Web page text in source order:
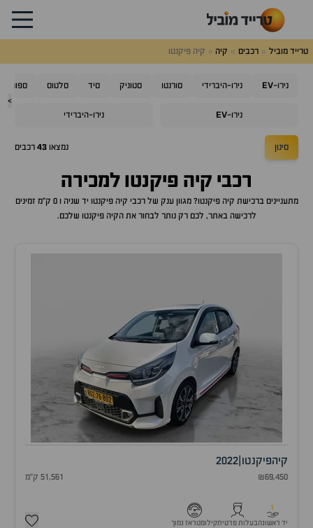
טרייד מוביל רכבים קיה קיה פיקנטו
>
נירו-EV נירו-היברידי סורנטו סטוניק סיד סלטוס
נירו-EV נירו-היברידי
סינון נמצאו 43 רכבים
רכבי קיה פיקנטו למכירה
מתעניינים ברכישת קיה פיקנטו? מגוון ענק של רכבי קיה פיקנטו
יד שניה ו 0 ק"מ זמינים
לרכישה באתר, לכם רק נותר לבחור את הקיה פיקנטו שלכם.
קיהפיקנטו 2022
₪69,450 51,561 ק"מ
1
יד ראשונהבעלות פרטיתקילומטראז נמוך